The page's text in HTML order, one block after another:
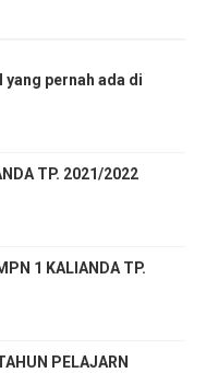
pernah ada di
TP. 2021/2022
1 KALIANDA TP.
PELAJARN